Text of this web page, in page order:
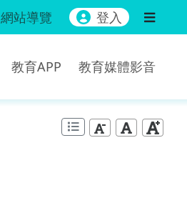
網站導覽 登入
教育APP 教育媒體影音